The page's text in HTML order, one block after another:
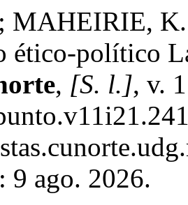
K.
ético-político
, [S. l.], v.
9 ago. 2026.